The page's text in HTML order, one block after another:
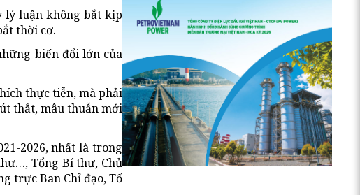
lý luận không bắt kịp
thời cơ.
biến đổi lớn của
thực tiễn, mà phải
thắt, mâu thuẫn mới
2026, nhất là trong
Tổng Bí thư, Chủ
trực Ban Chỉ đạo, Tổ